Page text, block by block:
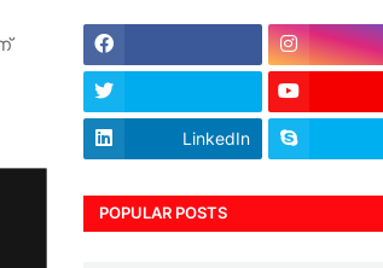
LinkedIn
POPULAR POSTS